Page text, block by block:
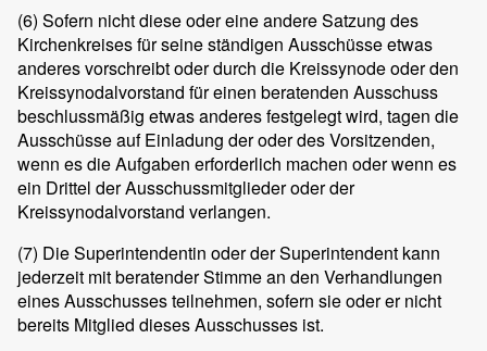
(6) Sofern nicht diese oder eine andere Satzung des
Kirchenkreises für seine ständigen Ausschüsse etwas
anderes vorschreibt oder durch die Kreissynode oder den
Kreissynodalvorstand für einen beratenden Ausschuss
beschlussmäßig etwas anderes festgelegt wird, tagen die
Ausschüsse auf Einladung der oder des Vorsitzenden,
wenn es die Aufgaben erforderlich machen oder wenn es
ein Drittel der Ausschussmitglieder oder der
Kreissynodalvorstand verlangen.
(7) Die Superintendentin oder der Superintendent kann
jederzeit mit beratender Stimme an den Verhandlungen
eines Ausschusses teilnehmen, sofern sie oder er nicht
bereits Mitglied dieses Ausschusses ist.